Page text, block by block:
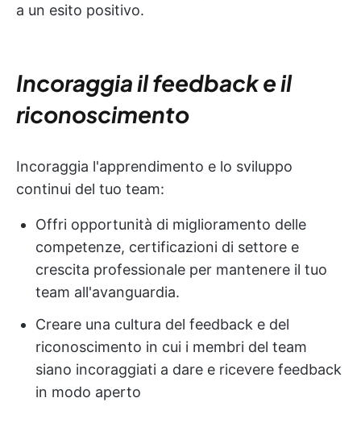
a un esito positivo.
Incoraggia il feedback e il
riconoscimento
Incoraggia l'apprendimento e lo sviluppo
continui del tuo team:
Offri opportunità di miglioramento delle
competenze, certificazioni di settore e
crescita professionale per mantenere il tuo
team all'avanguardia.
Creare una cultura del feedback e del
riconoscimento in cui i membri del team
siano incoraggiati a dare e ricevere feedback
in modo aperto